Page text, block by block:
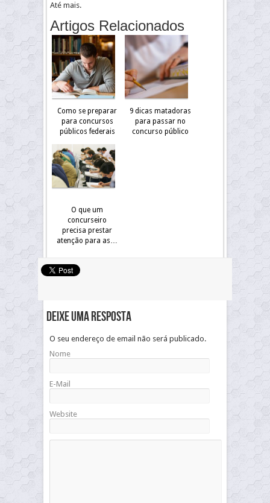
Até mais.
Artigos Relacionados
Como se preparar
para concursos
públicos federais
9 dicas matadoras
para passar no
concurso público
O que um
concurseiro
precisa prestar
atenção para as…
Deixe uma resposta
O seu endereço de email não será publicado.
Nome
E-Mail
Website